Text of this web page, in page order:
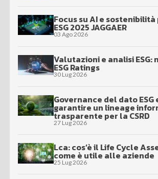
Focus su AI e
ESG 2025 JAGGAER
03 Ago 2026
Valutazioni e analisi ESG:
ESG Ratings
30 Lug 2026
Governance del dato ESG
garantire un lineage
trasparente per la CSRD
27 Lug 2026
Lca: cos’è il Life Cycle
come è utile alle aziende
25 Lug 2026